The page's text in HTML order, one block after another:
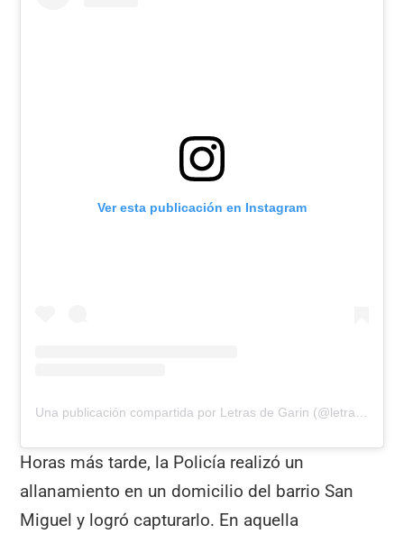
Ver esta publicación en Instagram
Horas más tarde, la Policía realizó un
allanamiento en un domicilio del barrio San
Miguel y logró capturarlo. En aquella